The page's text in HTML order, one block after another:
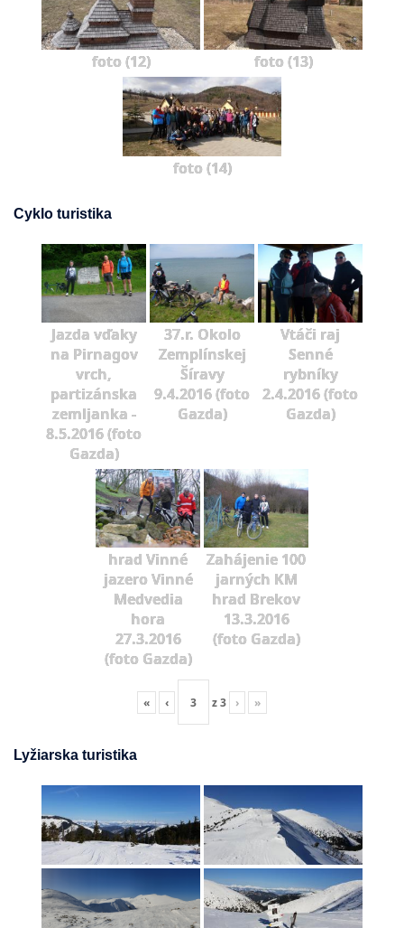
foto (12) foto (13)
foto (14)
Cyklo turistika
Jazda vďaky
na Pirnagov
vrch,
partizánska
zemljanka -
8.5.2016 (foto
Gazda)
37.r. Okolo
Zemplínskej
Šíravy
9.4.2016 (foto
Gazda)
Vtáči raj
Senné
rybníky
2.4.2016 (foto
Gazda)
hrad Vinné
jazero Vinné
Medvedia
hora
27.3.2016
(foto Gazda)
Zahájenie 100
jarných KM
hrad Brekov
13.3.2016
(foto Gazda)
« ‹ z3 › »
Lyžiarska turistika